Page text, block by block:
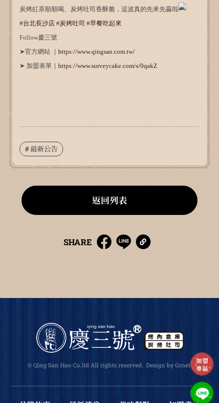
炭烤紅茶順順喝、炭烤吐司香酥脆，這波真的先來先贏啦
#台北長沙店 #炭烤吐司 #早餐吃起來
Follow慶三號
➤官方網站 ｜ https://www.qingsan.com.tw/
➤ 加盟表單｜ https://www.surveycake.com/s/0qakZ
# 最新公告
返回列表
SHARE
加盟
專區
© Qing San Hao Co.ltd All rights reserved. Design by Grnet.